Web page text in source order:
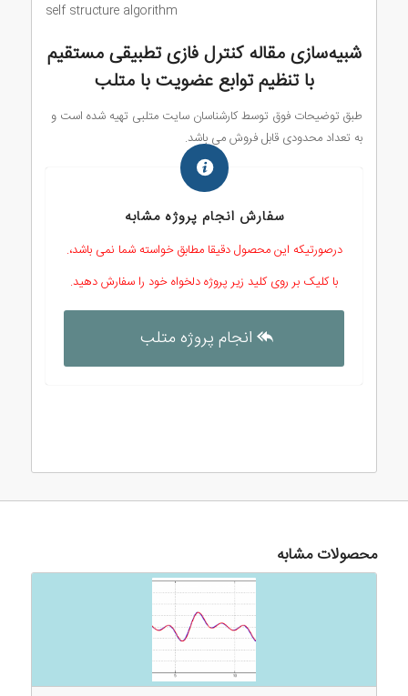
self structure algorithm
شبیه‌سازی مقاله کنترل فازی تطبیقی مستقیم
با تنظیم توابع عضویتبا متلب
طبق توضیحات فوق توسط کارشناسان سایت متلبی تهیه شده است و
به تعداد محدودی قابل فروش می باشد.
سفارش انجام پروژه مشابه
درصورتیکه این محصول دقیقا مطابق خواسته شما نمی باشد،.
با کلیک بر روی کلید زیر پروژه دلخواه خود را سفارش دهید.
انجام پروژه متلب
محصولات مشابه